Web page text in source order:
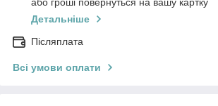
або гроші повернуться на вашу картку
Детальніше
Післяплата
Всі умови оплати